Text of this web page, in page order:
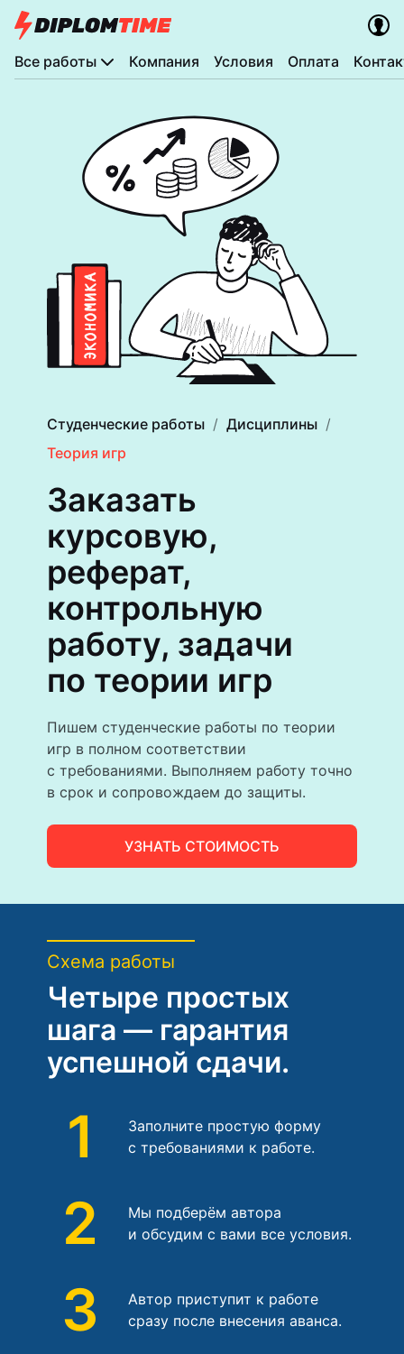
Все работы Компания Условия Оплата
Студенческие работы
Дисциплины
Теория игр
Заказать
курсовую,
реферат,
контрольную
работу, задачи
по теории игр
Пишем студенческие работы по теории
игр в полном соответствии
с требованиями. Выполняем работу точно
в срок и сопровождаем до защиты.
УЗНАТЬ СТОИМОСТЬ
Схема работы
Четыре простых
шага — гарантия
успешной сдачи.
1
Заполните простую форму
с требованиями к работе.
2
Мы подберём автора
и обсудим с вами все условия.
3
Автор приступит к работе
сразу после внесения аванса.